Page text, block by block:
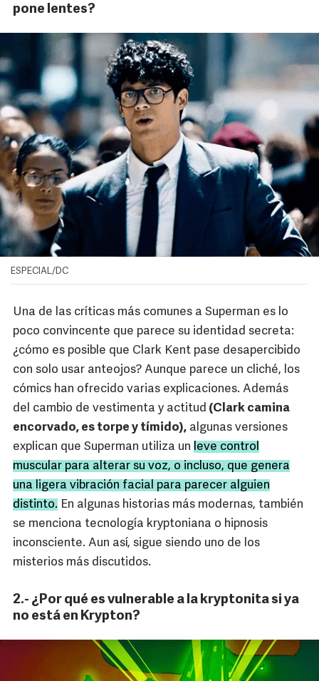
pone lentes?
ESPECIAL/DC
Una de las críticas más comunes a Superman es lo
poco convincente que parece su identidad secreta:
¿cómo es posible que Clark Kent pase desapercibido
con solo usar anteojos? Aunque parece un cliché, los
cómics han ofrecido varias explicaciones. Además
del cambio de vestimenta y actitud (Clark camina
encorvado, es torpe y tímido), algunas versiones
explican que Superman utiliza un leve control
muscular para alterar su voz, o incluso, que genera
una ligera vibración facial para parecer alguien
distinto. En algunas historias más modernas, también
se menciona tecnología kryptoniana o hipnosis
inconsciente. Aun así, sigue siendo uno de los
misterios más discutidos.
2.- ¿Por qué es vulnerable a la kryptonita si ya
no está en Krypton?